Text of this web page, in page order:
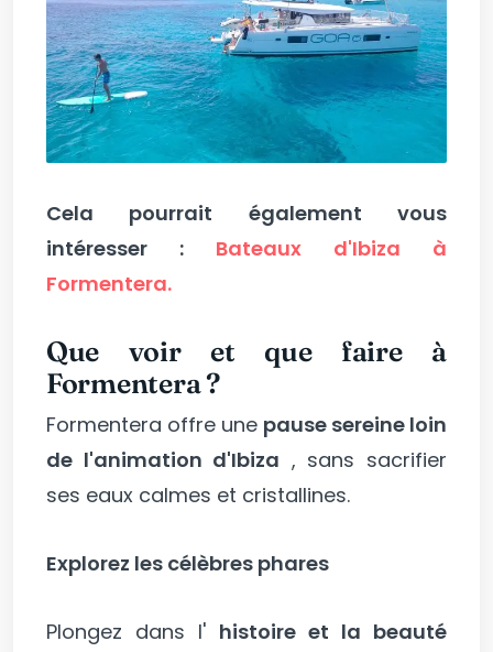
Cela pourrait également vous
intéresser : Bateaux d'Ibiza à
Formentera.
Que voir et que faire à
Formentera ?
Formentera offre une pause sereine loin
de l'animation d'Ibiza , sans sacrifier
ses eaux calmes et cristallines.
Explorez les célèbres phares
Plongez dans l' histoire et la beauté